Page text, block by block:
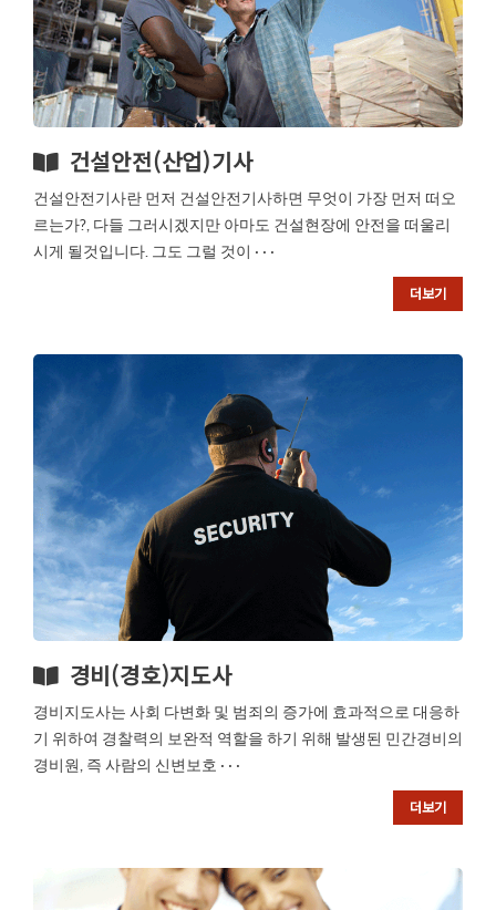
건설안전(산업)기사
건설안전기사란 먼저 건설안전기사하면 무엇이 가장 먼저 떠오
르는가?, 다들 그러시겠지만 아마도 건설현장에 안전을 떠울리
시게 될것입니다. 그도 그럴 것이 · · ·
더보기
경비(경호)지도사
경비지도사는 사회 다변화 및 범죄의 증가에 효과적으로 대응하
기 위하여 경찰력의 보완적 역할을 하기 위해 발생된 민간경비의
경비원, 즉 사람의 신변보호 · · ·
더보기